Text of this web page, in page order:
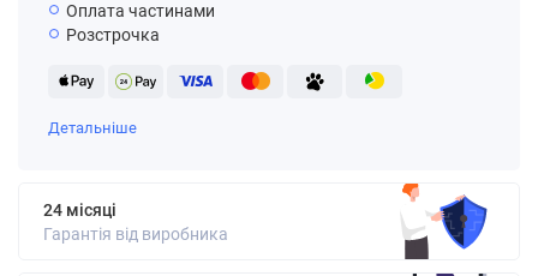
Оплата частинами
Розстрочка
Детальніше
24 місяці
Гарантія від виробника